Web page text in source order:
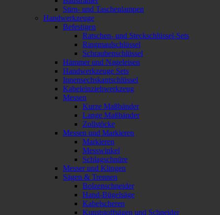
Stirn- und Taschenlampen
Handwerkzeuge
Befestigen
Ratschen- und Steckschlüssel-Sets
Ringmaulschlüssel
Schraubenschlüssel
Hämmer und Nageleisen
Handwerkzeuge Sets
Innensechskantschlüssel
Kabeleinziehwerkzeug
Messen
Kurze Maßbänder
Lange Maßbänder
Zollstöcke
Messen und Markieren
Markieren
Messwinkel
Schlagschnüre
Messer und Klingen
Sägen & Trennen
Bolzenschneider
Hand-Bügelsäge
Kabelscheren
Kunststoffsägen und Schneider